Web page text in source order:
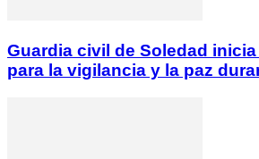
Guardia civil de Soledad
para la vigilancia y la paz